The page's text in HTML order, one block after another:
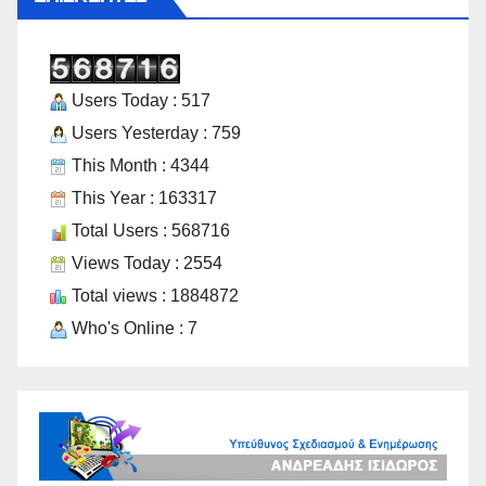
Users Today : 517
Users Yesterday : 759
This Month : 4344
This Year : 163317
Total Users : 568716
Views Today : 2554
Total views : 1884872
Who's Online : 7